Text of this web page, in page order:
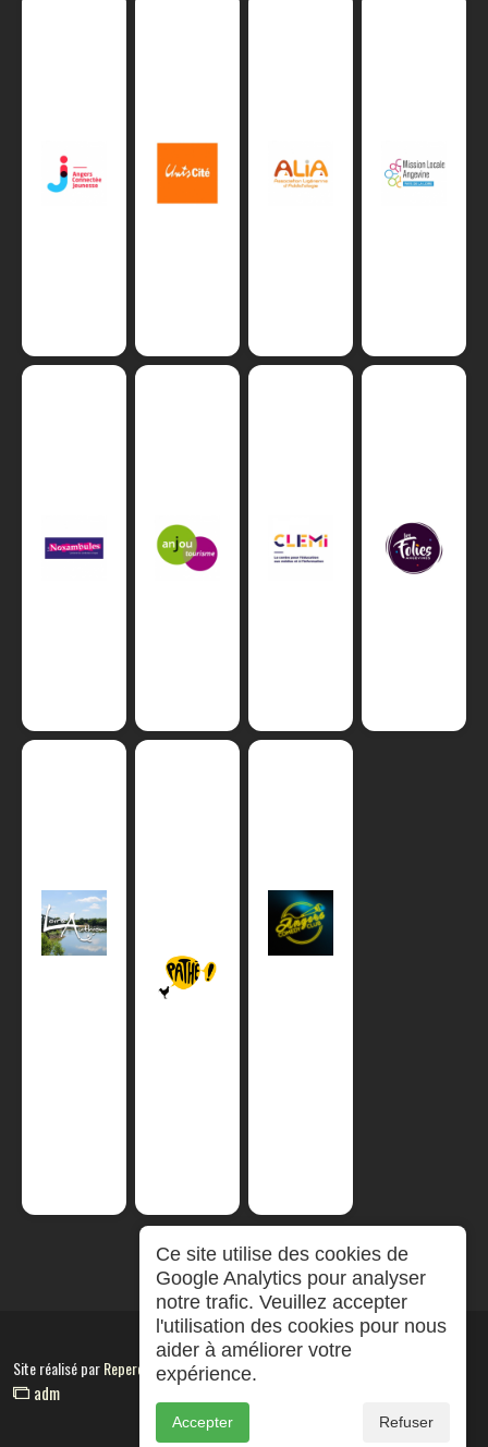
Site réalisé parRepereCom
adm
Ce site utilise des cookies de
Google Analytics pour analyser
notre trafic. Veuillez accepter
l'utilisation des cookies pour nous
aider à améliorer votre
expérience.
Accepter Refuser